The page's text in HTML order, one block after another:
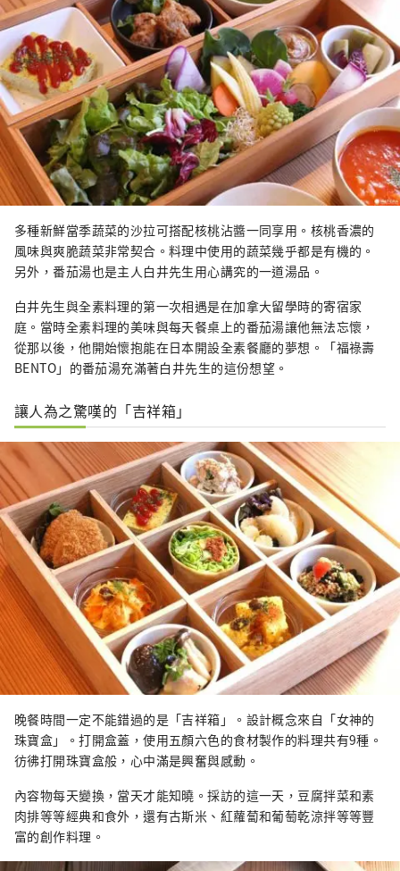
多種新鮮當季蔬菜的沙拉可搭配核桃沾醬一同享用。核桃香濃的
風味與爽脆蔬菜非常契合。料理中使用的蔬菜幾乎都是有機的。
另外，番茄湯也是主人白井先生用心講究的一道湯品。
白井先生與全素料理的第一次相遇是在加拿大留學時的寄宿家
庭。當時全素料理的美味與每天餐桌上的番茄湯讓他無法忘懷，
從那以後，他開始懷抱能在日本開設全素餐廳的夢想。「福祿壽
BENTO」的番茄湯充滿著白井先生的這份想望。
讓人為之驚嘆的「吉祥箱」
晚餐時間一定不能錯過的是「吉祥箱」。設計概念來自「女神的
珠寶盒」。打開盒蓋，使用五顏六色的食材製作的料理共有9種。
彷彿打開珠寶盒般，心中滿是興奮與感動。
內容物每天變換，當天才能知曉。採訪的這一天，豆腐拌菜和素
肉排等等經典和食外，還有古斯米、紅蘿蔔和葡萄乾涼拌等等豐
富的創作料理。